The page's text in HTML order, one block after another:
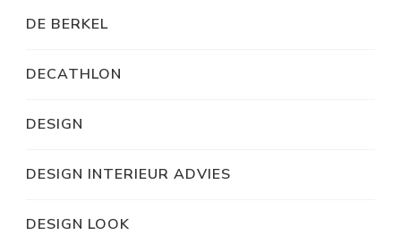
DE BERKEL
DECATHLON
DESIGN
DESIGN INTERIEUR ADVIES
DESIGN LOOK